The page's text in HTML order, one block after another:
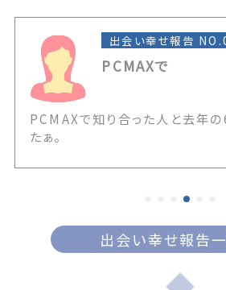
出会い幸せ報告
PCMAXで
PCMAXで知り合った人と去年
たぁ。
出会い幸せ報告